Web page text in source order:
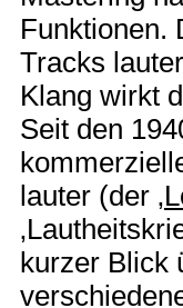
Funktionen.
Tracks
Klang wirkt
Seit den
lauter (der ‚
kurzer Blick